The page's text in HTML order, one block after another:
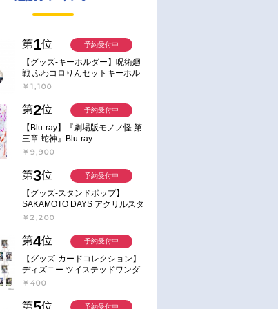
第1位
【グッズ-キーホルダー】呪術廻
戦 ふわコロりんセットキーホル
ダー【アニメイト特典付】
￥1,100
予約受付中
第2位
【Blu-ray】『劇場版モノノ怪 第
三章 蛇神』Blu-ray
￥9,900
予約受付中
第3位
【グッズ-スタンドポップ】
SAKAMOTO DAYS アクリルスタ
ンド～Sunny Afternoon～ 4.南雲
￥2,200
予約受付中
第4位
【グッズ-カードコレクション】
ディズニー ツイステッドワンダ
ーランド ランダムカードコレク
￥400
予約受付中
第 位 予約受付中